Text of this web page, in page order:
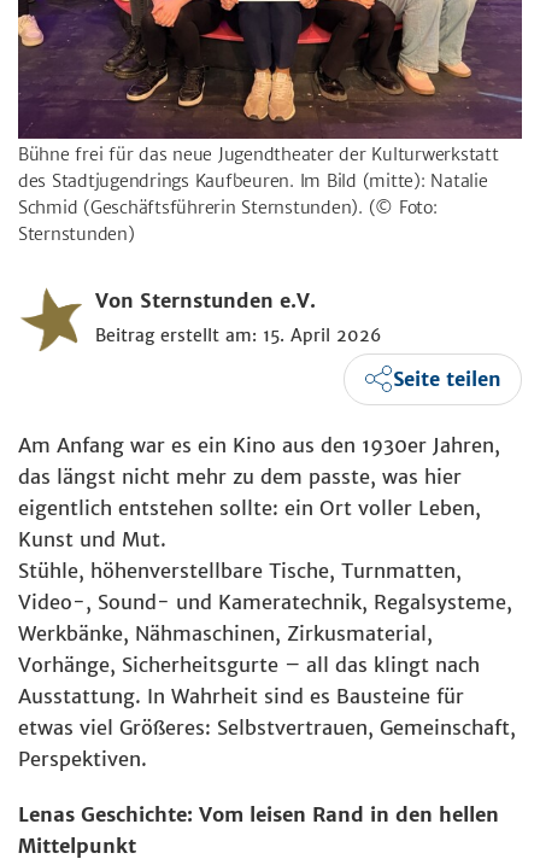
Bühne frei für das neue Jugendtheater der Kulturwerkstatt
des Stadtjugendrings Kaufbeuren. Im Bild (mitte): Natalie
Schmid (Geschäftsführerin Sternstunden). (© Foto:
Sternstunden)
Von Sternstunden e.V.
Beitrag erstellt am: 15. April 2026
Seite teilen
Am Anfang war es ein Kino aus den 1930er Jahren,
das längst nicht mehr zu dem passte, was hier
eigentlich entstehen sollte: ein Ort voller Leben,
Kunst und Mut.
Stühle, höhenverstellbare Tische, Turnmatten,
Video-, Sound- und Kameratechnik, Regalsysteme,
Werkbänke, Nähmaschinen, Zirkusmaterial,
Vorhänge, Sicherheitsgurte – all das klingt nach
Ausstattung. In Wahrheit sind es Bausteine für
etwas viel Größeres: Selbstvertrauen, Gemeinschaft,
Perspektiven.
Lenas Geschichte: Vom leisen Rand in den hellen
Mittelpunkt